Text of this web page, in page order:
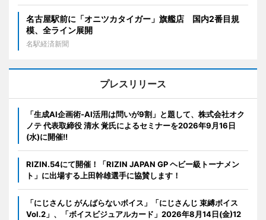
名古屋駅前に「オニツカタイガー」旗艦店 国内2番目規
模、全ライン展開
名駅経済新聞
プレスリリース
「生成AI企画術-AI活用は問いが9割」と題して、株式会社オク
ノテ 代表取締役 清水 覚氏によるセミナーを2026年9月16日
(水)に開催!!
RIZIN.54にて開催！「RIZIN JAPAN GP ヘビー級トーナメン
ト」に出場する上田幹雄選手に協賛します！
「にじさんじ がんばらないボイス」「にじさんじ 束縛ボイス
Vol.2」、「ボイスビジュアルカード」2026年8月14日(金)12